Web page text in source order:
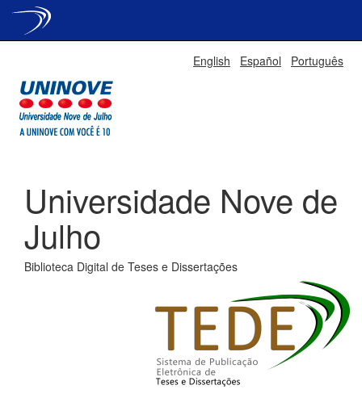
English Español Português
Universidade Nove de
Julho
Biblioteca Digital de Teses e Dissertações